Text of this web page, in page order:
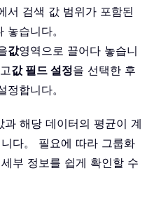
서 검색 값 범위가 포함된
놓습니다。
값영역으로 끌어다 놓습니
값 필드 설정을 선택한 후
정합니다。
해당 데이터의 평균이 계
다。 필요에 따라 그룹화
부 정보를 쉽게 확인할 수